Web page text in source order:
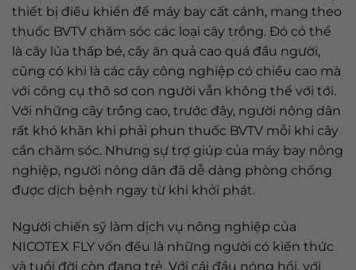
thiết bị điều khiển để máy bay cất cánh, mang theo
thuốc BVTV chăm sóc các loại cây trồng. Đó có thể
là cây lúa thấp bé, cây ăn quả cao quá đầu người,
cũng có khi là các cây công nghiệp có chiều cao mà
với công cụ thô sơ con người vẫn không thể với tới.
Với những cây trồng cao, trước đây, người nông dân
rất khó khăn khi phải phun thuốc BVTV mỗi khi cây
cần chăm sóc. Nhưng sự trợ giúp của máy bay nông
nghiệp, người nông dân đã dễ dàng phòng chống
được dịch bệnh ngay từ khi khởi phát.
Người chiến sỹ làm dịch vụ nông nghiệp của
NICOTEX FLY vốn đều là những người có kiến thức
và tuổi đời còn đang trẻ. Với cái đầu nóng hổi, với